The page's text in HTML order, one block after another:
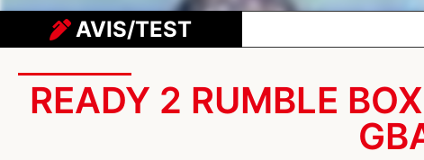
AVIS/TEST
READY 2 RUMBLE